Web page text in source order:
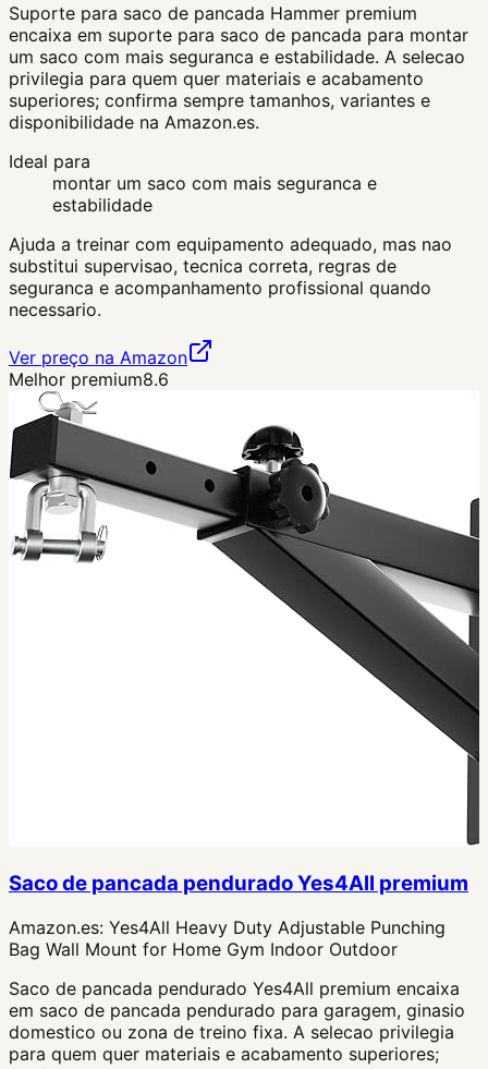
Suporte para saco de pancada Hammer premium
encaixa em suporte para saco de pancada para montar
um saco com mais seguranca e estabilidade. A selecao
privilegia para quem quer materiais e acabamento
superiores; confirma sempre tamanhos, variantes e
disponibilidade na Amazon.es.
Ideal para
montar um saco com mais seguranca e
estabilidade
Ajuda a treinar com equipamento adequado, mas nao
substitui supervisao, tecnica correta, regras de
seguranca e acompanhamento profissional quando
necessario.
Ver preço na Amazon
Melhor premium8.6
Saco de pancada pendurado Yes4All premium
Amazon.es: Yes4All Heavy Duty Adjustable Punching
Bag Wall Mount for Home Gym Indoor Outdoor
Saco de pancada pendurado Yes4All premium encaixa
em saco de pancada pendurado para garagem, ginasio
domestico ou zona de treino fixa. A selecao privilegia
para quem quer materiais e acabamento superiores;